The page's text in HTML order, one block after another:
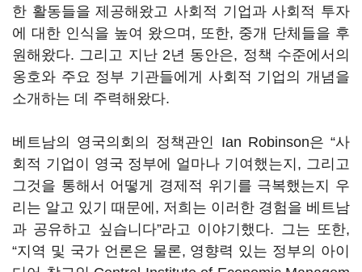
한 활동들을 제공해왔고 사회적 기업과 사회적 투자
에 대한 인식을 높여 왔으며, 또한, 중개 단체들을 후
원해왔다. 그리고 지난 2년 동안은, 정책 수준에서의
옹호와 주요 정부 기관들에게 사회적 기업의 개념을
소개하는 데 주력해왔다.
베트남의 영국의회의 정책관인 Ian Robinson은 “사
회적 기업이 영국 정부에 얼마나 기여했는지, 그리고
그것을 통해서 어떻게 경제적 위기를 극복했는지 우
리는 알고 있기 때문에, 저희는 이러한 경험을 베트남
과 공유하고 싶습니다”라고 이야기했다. 그는 또한,
“지역 및 국가 언론은 물론, 영향력 있는 정부의 아이